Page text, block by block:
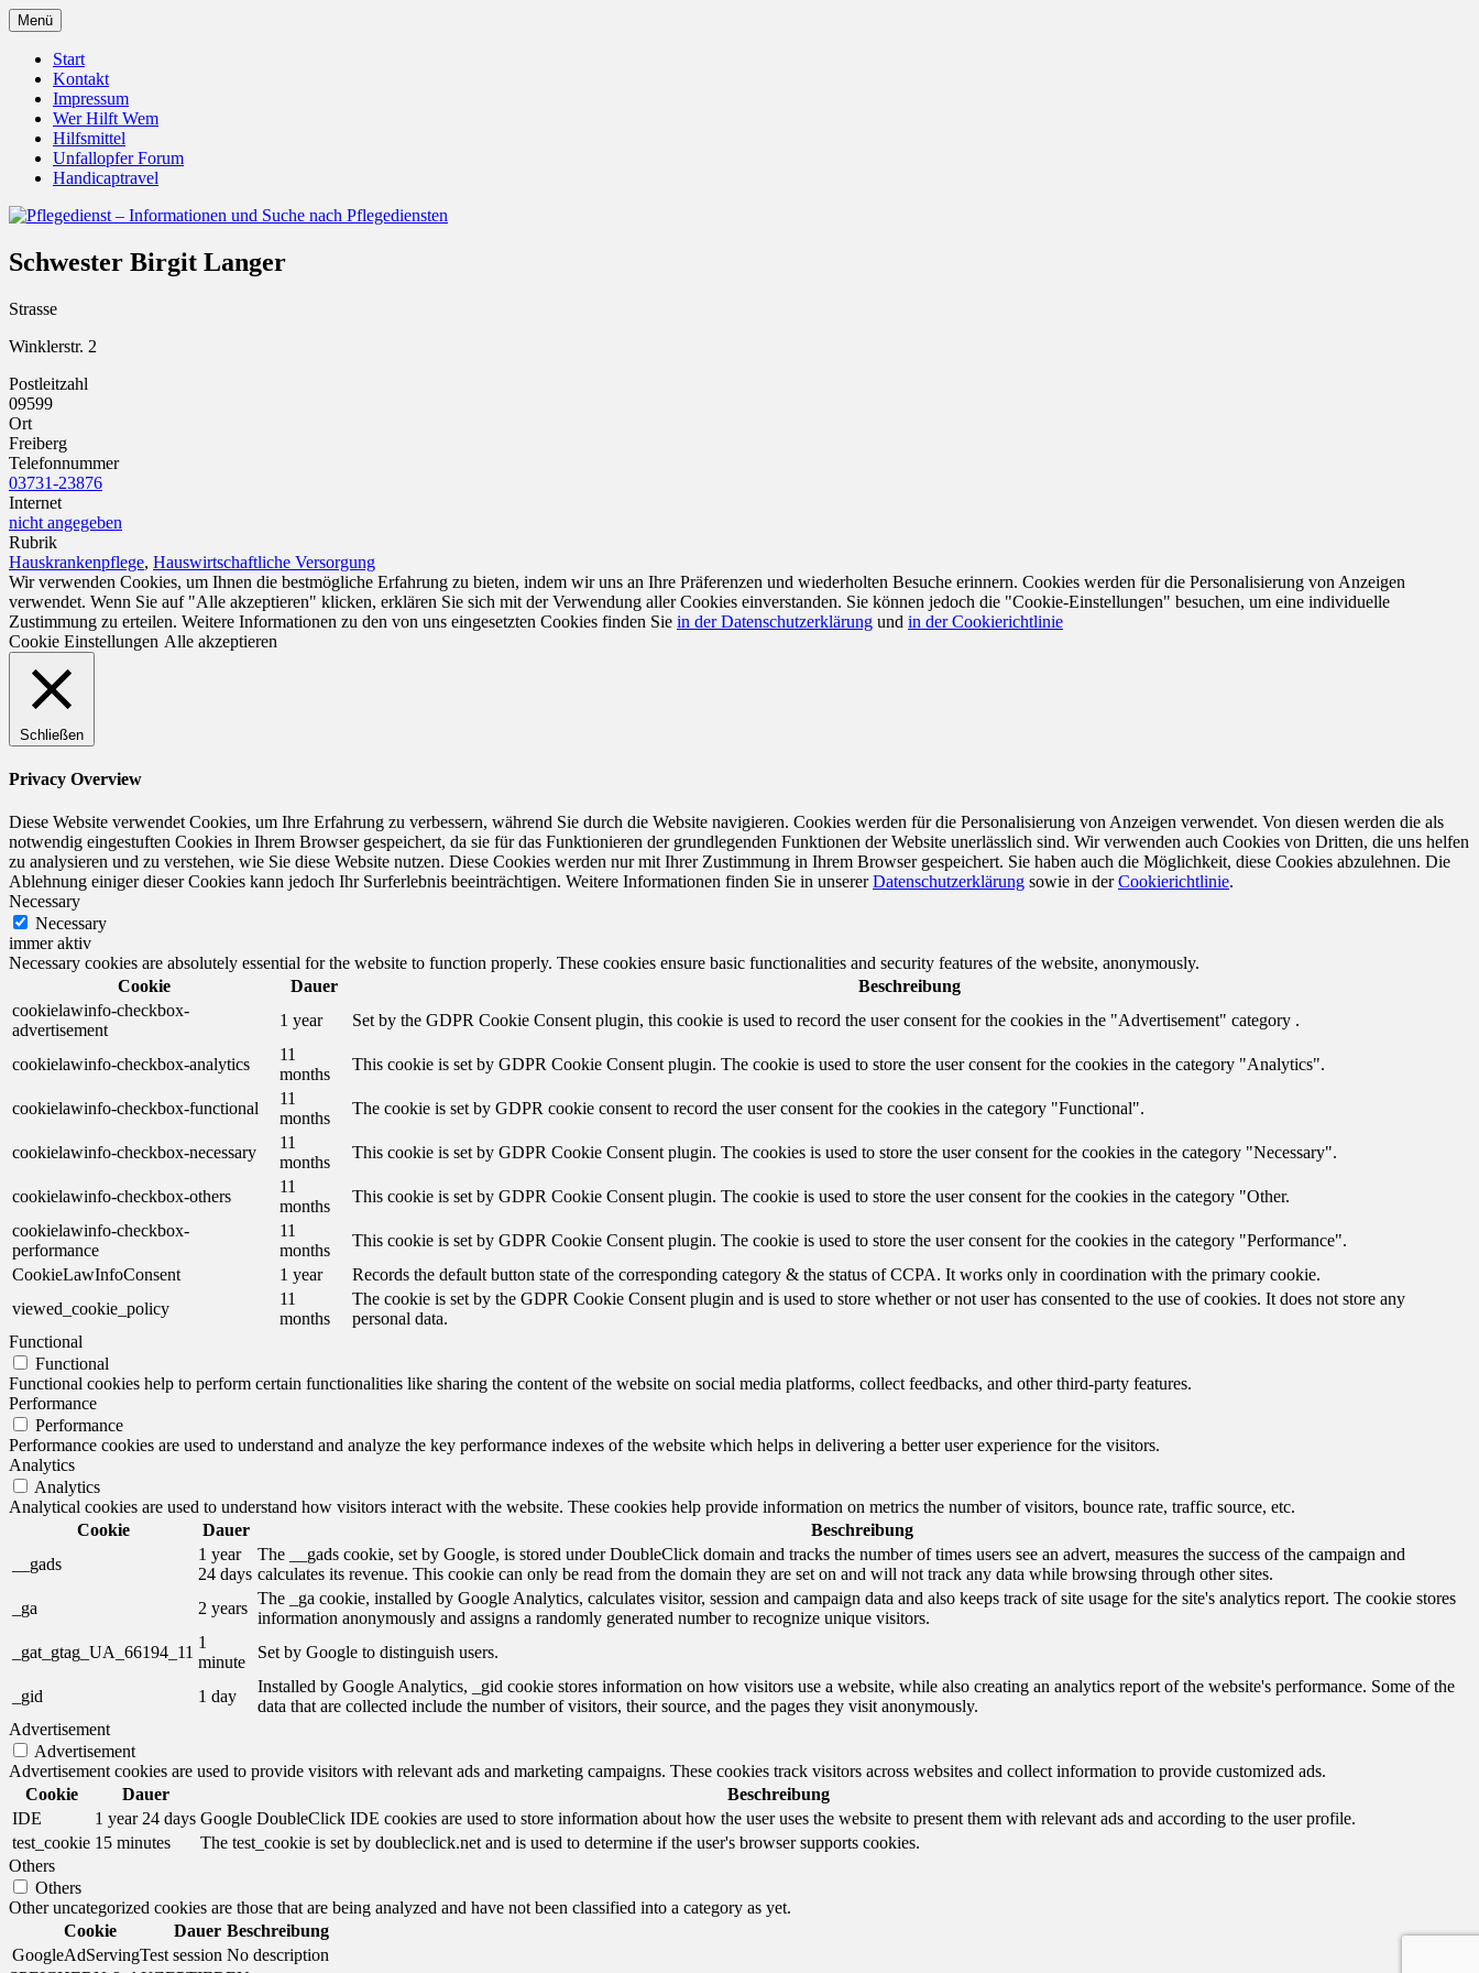
Zum
Inhalt
springen
Pflegedienst – Informationen und Suche nach Pflegediensten
Menü
Start
Kontakt
Impressum
Wer Hilft Wem
Hilfsmittel
Unfallopfer Forum
Handicaptravel
Schwester Birgit Langer
Strasse
Winklerstr. 2
Postleitzahl
09599
Ort
Freiberg
Telefonnummer
03731-23876
Internet
nicht angegeben
Rubrik
Hauskrankenpflege, Hauswirtschaftliche Versorgung
Wir verwenden Cookies, um Ihnen die bestmögliche Erfahrung zu bieten, indem wir uns an Ihre Präferenzen und wiederholten Besuche erinnern. Cookies werden für die Personalisierung von Anzeigen
verwendet. Wenn Sie auf "Alle akzeptieren" klicken, erklären Sie sich mit der Verwendung aller Cookies einverstanden. Sie können jedoch die "Cookie-Einstellungen" besuchen, um eine individuelle
Zustimmung zu erteilen. Weitere Informationen zu den von uns eingesetzten Cookies finden Sie in der Datenschutzerklärung und in der Cookierichtlinie
Cookie Einstellungen Alle akzeptieren
Schließen
Privacy Overview
Diese Website verwendet Cookies, um Ihre Erfahrung zu verbessern, während Sie durch die Website navigieren. Cookies werden für die Personalisierung von Anzeigen verwendet. Von diesen werden die als
notwendig eingestuften Cookies in Ihrem Browser gespeichert, da sie für das Funktionieren der grundlegenden Funktionen der Website unerlässlich sind. Wir verwenden auch Cookies von Dritten, die uns helfen
zu analysieren und zu verstehen, wie Sie diese Website nutzen. Diese Cookies werden nur mit Ihrer Zustimmung in Ihrem Browser gespeichert. Sie haben auch die Möglichkeit, diese Cookies abzulehnen. Die
Ablehnung einiger dieser Cookies kann jedoch Ihr Surferlebnis beeinträchtigen. Weitere Informationen finden Sie in unsererDatenschutzerklärung sowie in derCookierichtlinie.
Necessary
Necessary
immer aktiv
Necessary cookies are absolutely essential for the website to function properly. These cookies ensure basic functionalities and security features of the website, anonymously.
Cookie
Dauer
Beschreibung
cookielawinfo-checkbox-
advertisement
1 year Set by the GDPR Cookie Consent plugin, this cookie is used to record the user consent for the cookies in the "Advertisement" category .
cookielawinfo-checkbox-analytics
11
months
This cookie is set by GDPR Cookie Consent plugin. The cookie is used to store the user consent for the cookies in the category "Analytics".
cookielawinfo-checkbox-functional
11
months
The cookie is set by GDPR cookie consent to record the user consent for the cookies in the category "Functional".
cookielawinfo-checkbox-necessary
11
months
This cookie is set by GDPR Cookie Consent plugin. The cookies is used to store the user consent for the cookies in the category "Necessary".
cookielawinfo-checkbox-others
11
months
This cookie is set by GDPR Cookie Consent plugin. The cookie is used to store the user consent for the cookies in the category "Other.
cookielawinfo-checkbox-
performance
11
months
This cookie is set by GDPR Cookie Consent plugin. The cookie is used to store the user consent for the cookies in the category "Performance".
CookieLawInfoConsent
1 year
Records the default button state of the corresponding category & the status of CCPA. It works only in coordination with the primary cookie.
viewed_cookie_policy
11
months
The cookie is set by the GDPR Cookie Consent plugin and is used to store whether or not user has consented to the use of cookies. It does not store any
personal data.
Functional
Functional
Functional cookies help to perform certain functionalities like sharing the content of the website on social media platforms, collect feedbacks, and other third-party features.
Performance
Performance
Performance cookies are used to understand and analyze the key performance indexes of the website which helps in delivering a better user experience for the visitors.
Analytics
Analytics
Analytical cookies are used to understand how visitors interact with the website. These cookies help provide information on metrics the number of visitors, bounce rate, traffic source, etc.
Cookie
Dauer
Beschreibung
__gads
1 year
24 days
The __gads cookie, set by Google, is stored under DoubleClick domain and tracks the number of times users see an advert, measures the success of the campaign and
calculates its revenue. This cookie can only be read from the domain they are set on and will not track any data while browsing through other sites.
_ga
2 years
The _ga cookie, installed by Google Analytics, calculates visitor, session and campaign data and also keeps track of site usage for the site's analytics report. The cookie stores
information anonymously and assigns a randomly generated number to recognize unique visitors.
_gat_gtag_UA_66194_11
1
minute
Set by Google to distinguish users.
_gid 1 day
Installed by Google Analytics, _gid cookie stores information on how visitors use a website, while also creating an analytics report of the website's performance. Some of the
data that are collected include the number of visitors, their source, and the pages they visit anonymously.
Advertisement
Advertisement
Advertisement cookies are used to provide visitors with relevant ads and marketing campaigns. These cookies track visitors across websites and collect information to provide customized ads.
Cookie
Dauer
Beschreibung
IDE
1 year 24 days Google DoubleClick IDE cookies are used to store information about how the user uses the website to present them with relevant ads and according to the user profile.
test_cookie 15 minutes
The test_cookie is set by doubleclick.net and is used to determine if the user's browser supports cookies.
Others
Others
Other uncategorized cookies are those that are being analyzed and have not been classified into a category as yet.
Cookie
Dauer Beschreibung
GoogleAdServingTest session No description